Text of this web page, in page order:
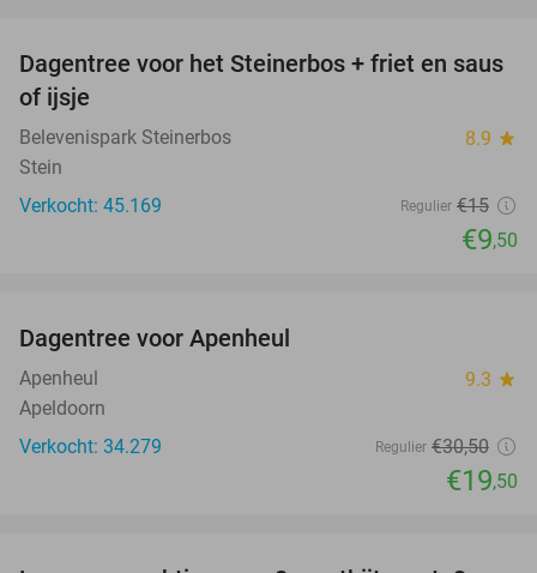
37%
Dagentree voor het Steinerbos + friet en saus
of ijsje
Belevenispark Steinerbos 8.9 star
Stein
Verkocht: 45.169
Regulier €15
€9,50
Dagentree voor Apenheul
Apenheul 9.3 star
Apeldoorn
Verkocht: 34.279
Regulier €30,50
€19,50